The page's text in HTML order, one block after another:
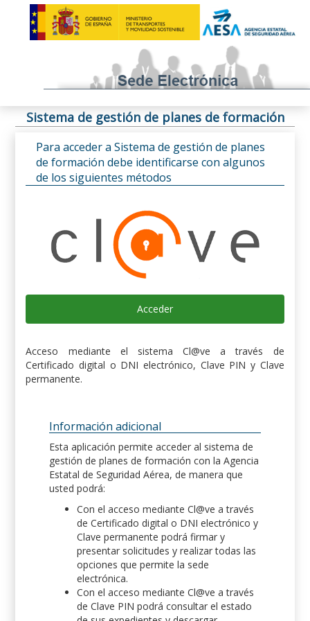
Sistema de gestión de planes de formación
Para acceder a Sistema de gestión de planes
de formación debe identificarse con algunos
de los siguientes métodos
Acceder
Acceso mediante el sistema Cl@ve a través de
Certificado digital o DNI electrónico, Clave PIN y Clave
permanente.
Información adicional
Esta aplicación permite acceder al sistema de
gestión de planes de formación con la Agencia
Estatal de Seguridad Aérea, de manera que
usted podrá:
Con el acceso mediante Cl@ve a través
de Certificado digital o DNI electrónico y
Clave permanente podrá firmar y
presentar solicitudes y realizar todas las
opciones que permite la sede
electrónica.
Con el acceso mediante Cl@ve a través
de Clave PIN podrá consultar el estado